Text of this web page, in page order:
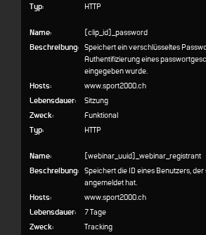
Typ:
HTTP
Name:
[clip_id]_password
Beschreibung: Speichert ein verschlüsseltes
Authentifizierung eines
eingegeben wurde.
Hosts:
www.sport2000.ch
Lebensdauer:
Sitzung
Zweck:
Funktional
Typ:
HTTP
Name:
[webinar_uuid]_webinar_registrant
Beschreibung: Speichert die ID eines Benutzers,
angemeldet hat.
Hosts:
www.sport2000.ch
Lebensdauer:
7 Tage
Zweck:
Tracking